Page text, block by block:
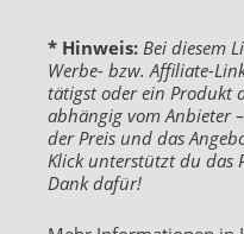
* Hinweis: Bei diesem
Werbe- bzw. Affiliate-
tätigst oder ein Produkt
abhängig vom Anbieter
der Preis und das
Klick unterstützt du das
Dank dafür!